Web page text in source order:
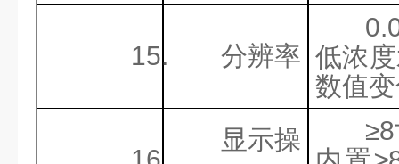
15. 分辨率 低浓
数值
显示操